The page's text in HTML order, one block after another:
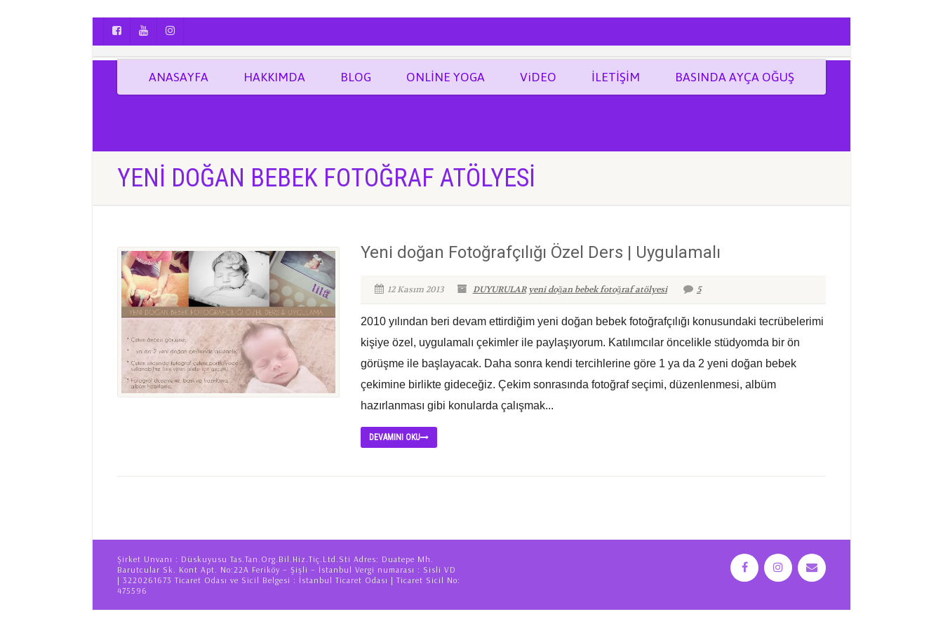
AYÇA OĞUŞ || YOGA | BOZCAADA | FOTOĞRAF
ANASAYFA HAKKIMDA BLOG ONLİNE YOGA ViDEO İLETİŞİM BASINDA AYÇA OĞUŞ
YENI DOĞAN BEBEK FOTOĞRAF ATÖLYESI
Yeni doğan Fotoğrafçılığı Özel Ders | Uygulamalı
12 Kasım 2013 DUYURULAR yeni doğan bebek fotoğraf atölyesi 5
2010 yılından beri devam ettirdiğim yeni doğan bebek fotoğrafçılığı konusundaki tecrübelerimi
kişiye özel, uygulamalı çekimler ile paylaşıyorum. Katılımcılar öncelikle stüdyomda bir ön
görüşme ile başlayacak. Daha sonra kendi tercihlerine göre 1 ya da 2 yeni doğan bebek
çekimine birlikte gideceğiz. Çekim sonrasında fotoğraf seçimi, düzenlenmesi, albüm
hazırlanması gibi konularda çalışmak...
DEVAMINI OKU
Şirket Unvanı : Düskuyusu Tas.Tan.Org.Bil.Hiz.Tiç.Ltd.Sti Adres: Duatepe Mh.
Barutcular Sk. Kont Apt. No:22A Feriköy – Şişli – İstanbul Vergi numarası : Sisli VD
| 3220261673 Ticaret Odası ve Sicil Belgesi : İstanbul Ticaret Odası | Ticaret Sicil No:
475596